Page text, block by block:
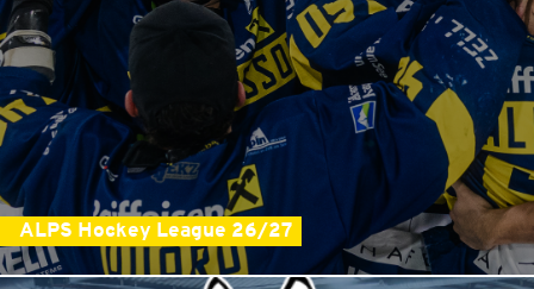
ALPS Hockey League 26/27